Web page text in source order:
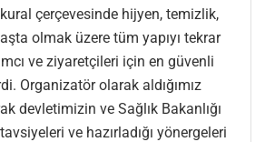
çerçevesinde hijyen, temizlik,
olmak üzere tüm yapıyı tekrar
ve ziyaretçileri için en güvenli
Organizatör olarak aldığımız
devletimizin ve Sağlık Bakanlığı
ve hazırladığı yönergeleri